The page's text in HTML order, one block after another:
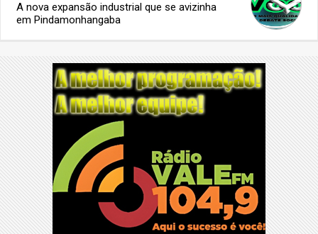
A nova expansão industrial que se avizinha
em Pindamonhangaba